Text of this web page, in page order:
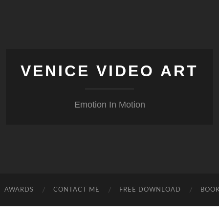
VENICE VIDEO ART
Emotion In Motion
AWARDS CONTACT ME FREE DOWNLOAD